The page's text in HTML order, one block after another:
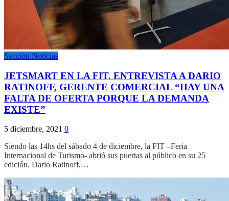
Sección Noticias
JETSMART EN LA FIT. ENTREVISTA A DARIO
RATINOFF, GERENTE COMERCIAL “HAY UNA
FALTA DE OFERTA PORQUE LA DEMANDA
EXISTE”
5 diciembre, 2021 0
Siendo las 14hs del sábado 4 de diciembre, la FIT –Feria
Internacional de Turismo- abrió sus puertas al público en su 25
edición. Dario Ratinoff,…